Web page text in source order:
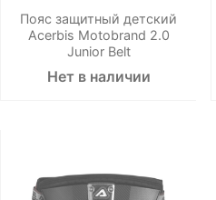
Пояс защитный детский
Acerbis Motobrand 2.0
Junior Belt
Нет в наличии